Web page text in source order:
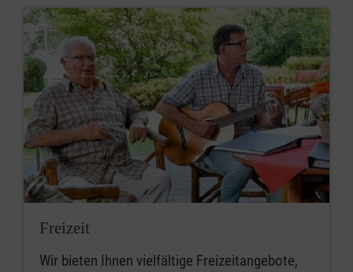
Freizeit
Wir bieten Ihnen vielfältige Freizeitangebote,